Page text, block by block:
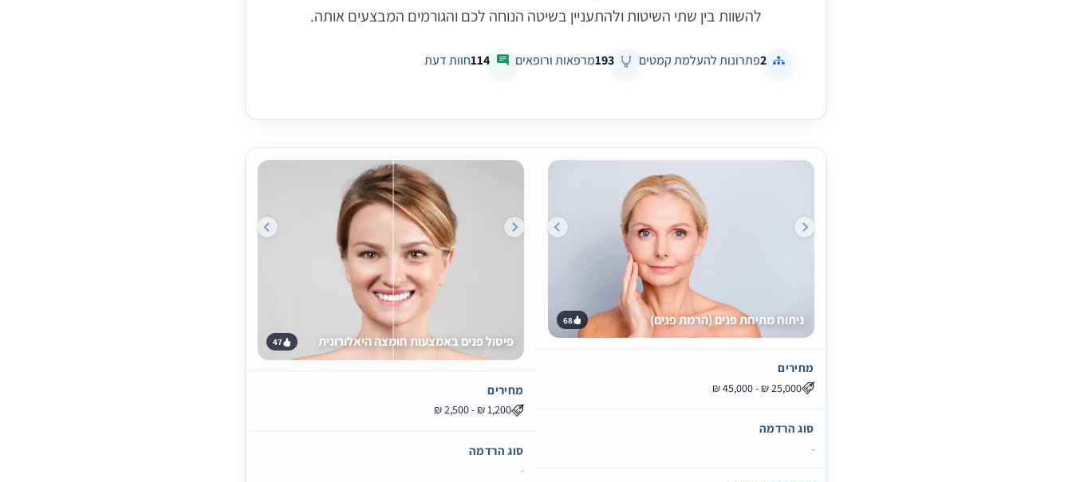
להשוות בין שתי השיטות ולהתעניין בשיטה הנוחה לכם והגורמים המבצעים אותה.
2פתרונות להעלמת קמטים 193מרפאות ורופאים 114חוות דעת
ניתוח מתיחת פנים (הרמת פנים) 68
מחירים
‏25,000 ₪ - ‏45,000 ₪
סוג הרדמה
-
פיסול פנים באמצעות חומצה היאלורונית 47
מחירים
‏1,200 ₪ - ‏2,500 ₪
סוג הרדמה
-